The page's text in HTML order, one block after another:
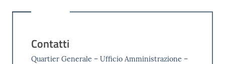
Contatti
Quartier Generale – Ufficio Amministrazione –